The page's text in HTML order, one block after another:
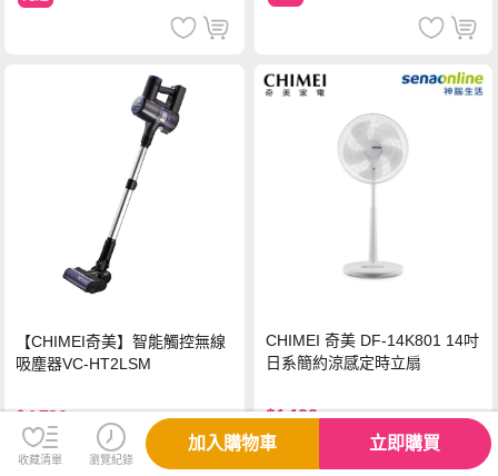
【CHIMEI奇美】智能觸控無線
吸塵器VC-HT2LSM
$4,780
免運
CHIMEI 奇美 DF-14K801 14吋
日系簡約涼感定時立扇
$1,188
免運
收藏清單 瀏覽紀錄
加入購物車 立即購買